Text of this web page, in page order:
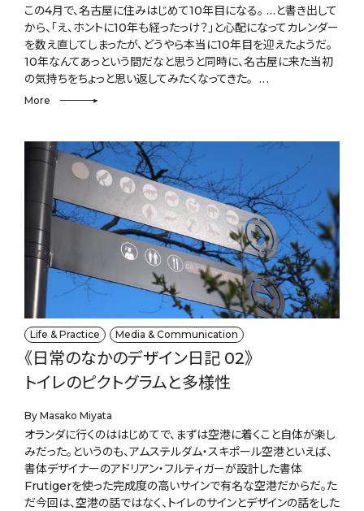
この4月で、名古屋に住みはじめて10年目になる。 …と書き出して
から、「え、ホントに10年も経ったっけ？」と心配になってカレンダー
を数え直してしまったが、どうやら本当に10年目を迎えたようだ。
10年なんてあっという間だなと思うと同時に、名古屋に来た当初
の気持ちをちょっと思い返してみたくなってきた。
More
Life & Practice Media & Communication
《日常のなかのデザイン日記 02》
トイレのピクトグラムと多様性
By Masako Miyata
オランダに行くのははじめてで、まずは空港に着くこと自体が楽し
みだった。というのも、アムステルダム・スキポール空港といえば、
書体デザイナーのアドリアン・フルティガーが設計した書体
Frutigerを使った完成度の高いサインで有名な空港だからだ。た
だ今回は、空港の話ではなく、トイレのサインとデザインの話をした